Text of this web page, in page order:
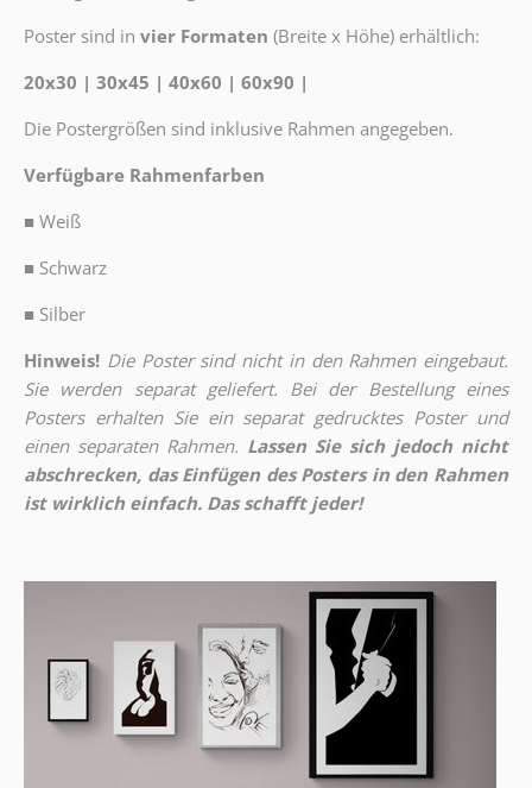
Poster sind in vier Formaten (Breite x Höhe) erhältlich:
20x30 | 30x45 | 40x60 | 60x90 |
Die Postergrößen sind inklusive Rahmen angegeben.
Verfügbare Rahmenfarben
■ Weiß
■ Schwarz
■ Silber
Hinweis! Die Poster sind nicht in den Rahmen eingebaut.
Sie werden separat geliefert. Bei der Bestellung eines
Posters erhalten Sie ein separat gedrucktes Poster und
einen separaten Rahmen. Lassen Sie sich jedoch nicht
abschrecken, das Einfügen des Posters in den Rahmen
ist wirklich einfach. Das schafft jeder!